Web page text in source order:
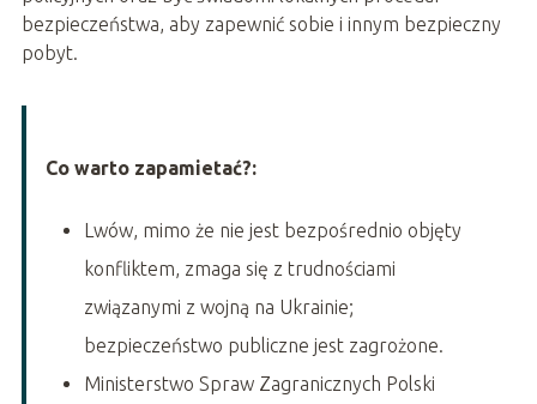
bezpieczeństwa, aby zapewnić sobie i innym bezpieczny
pobyt.
Co warto zapamietać?:
Lwów, mimo że nie jest bezpośrednio objęty
konfliktem, zmaga się z trudnościami
związanymi z wojną na Ukrainie;
bezpieczeństwo publiczne jest zagrożone.
Ministerstwo Spraw Zagranicznych Polski